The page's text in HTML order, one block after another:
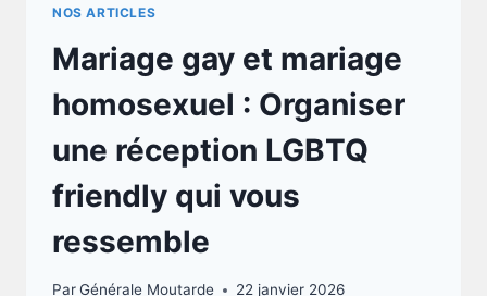
NOS ARTICLES
Mariage gay et mariage
homosexuel : Organiser
une réception LGBTQ
friendly qui vous
ressemble
ParGénérale Moutarde 22 janvier 2026